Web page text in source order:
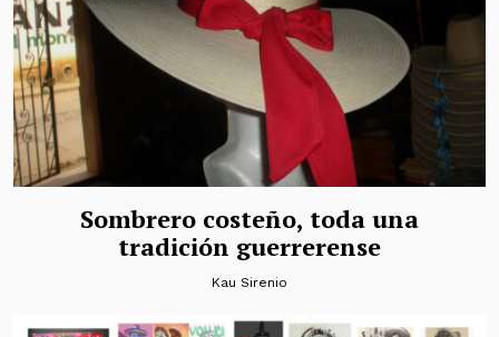
Sombrero costeño, toda una
tradición guerrerense
Kau Sirenio